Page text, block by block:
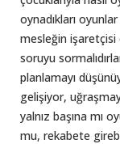
oynadıkları
mesleğin işaretçisi
soruyu
planlamayı
gelişiyor,
yalnız başına mı
mu, rekabete